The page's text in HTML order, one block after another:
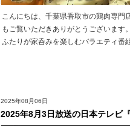
こんにちは、千葉県香取市の鶏肉専門
もご覧いただきありがとうございます
ふたりが家呑みを楽しむバラエティ番
2025年08月06日
2025年8月3日放送の日本テレビ